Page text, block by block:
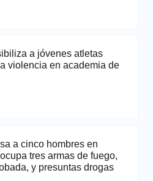
a jóvenes atletas
violencia en academia de
a cinco hombres en
tres armas de fuego,
y presuntas drogas